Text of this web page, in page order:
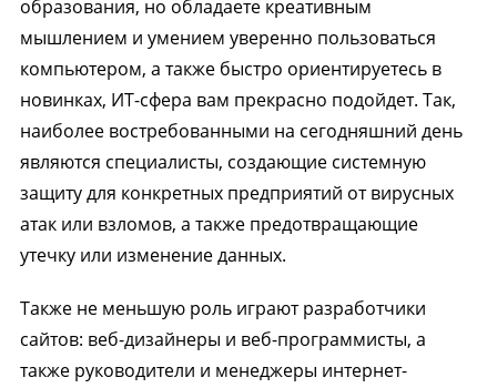
образования, но обладаете креативным
мышлением и умением уверенно пользоваться
компьютером, а также быстро ориентируетесь в
новинках, ИТ-сфера вам прекрасно подойдет. Так,
наиболее востребованными на сегодняшний день
являются специалисты, создающие системную
защиту для конкретных предприятий от вирусных
атак или взломов, а также предотвращающие
утечку или изменение данных.
Также не меньшую роль играют разработчики
сайтов: веб-дизайнеры и веб-программисты, а
также руководители и менеджеры интернет-